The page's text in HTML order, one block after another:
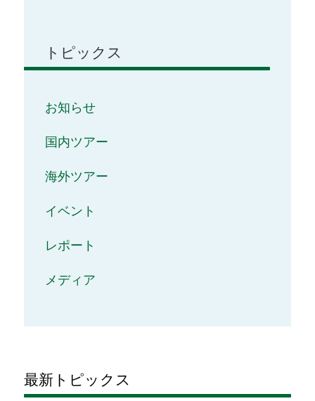
トピックス
お知らせ
国内ツアー
海外ツアー
イベント
レポート
メディア
最新トピックス